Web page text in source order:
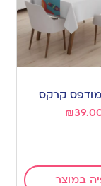
קרקס
₪
במוצר